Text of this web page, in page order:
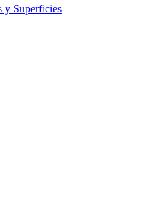
y Superficies